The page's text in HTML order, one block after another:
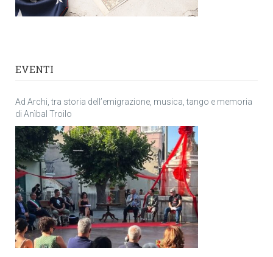
EVENTI
Ad Archi, tra storia dell’emigrazione, musica, tango e memoria
di Anìbal Troilo